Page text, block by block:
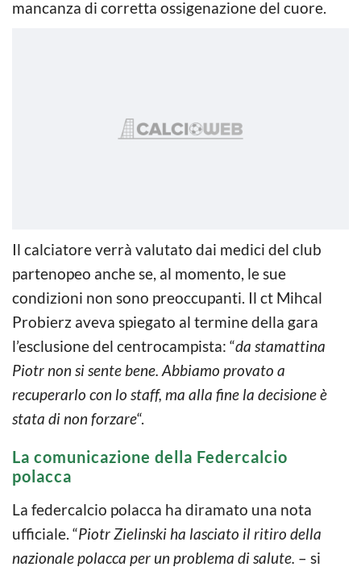
mancanza di corretta ossigenazione del cuore.
Il calciatore verrà valutato dai medici del club
partenopeo anche se, al momento, le sue
condizioni non sono preoccupanti. Il ct Mihcal
Probierz aveva spiegato al termine della gara
l’esclusione del centrocampista: “da stamattina
Piotr non si sente bene. Abbiamo provato a
recuperarlo con lo staff, ma alla fine la decisione è
stata di non forzare“.
La comunicazione della Federcalcio
polacca
La federcalcio polacca ha diramato una nota
ufficiale. “Piotr Zielinski ha lasciato il ritiro della
nazionale polacca per un problema di salute. – si